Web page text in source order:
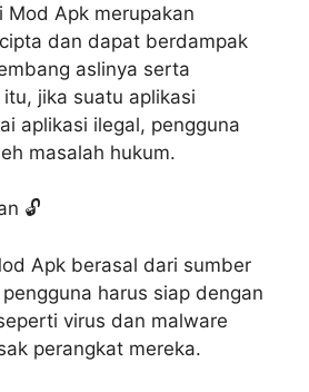
Mod Apk merupakan
dan dapat berdampak
aslinya serta
jika suatu aplikasi
aplikasi ilegal, pengguna
masalah hukum.
🔓
Apk berasal dari sumber
harus siap dengan
virus dan malware
perangkat mereka.